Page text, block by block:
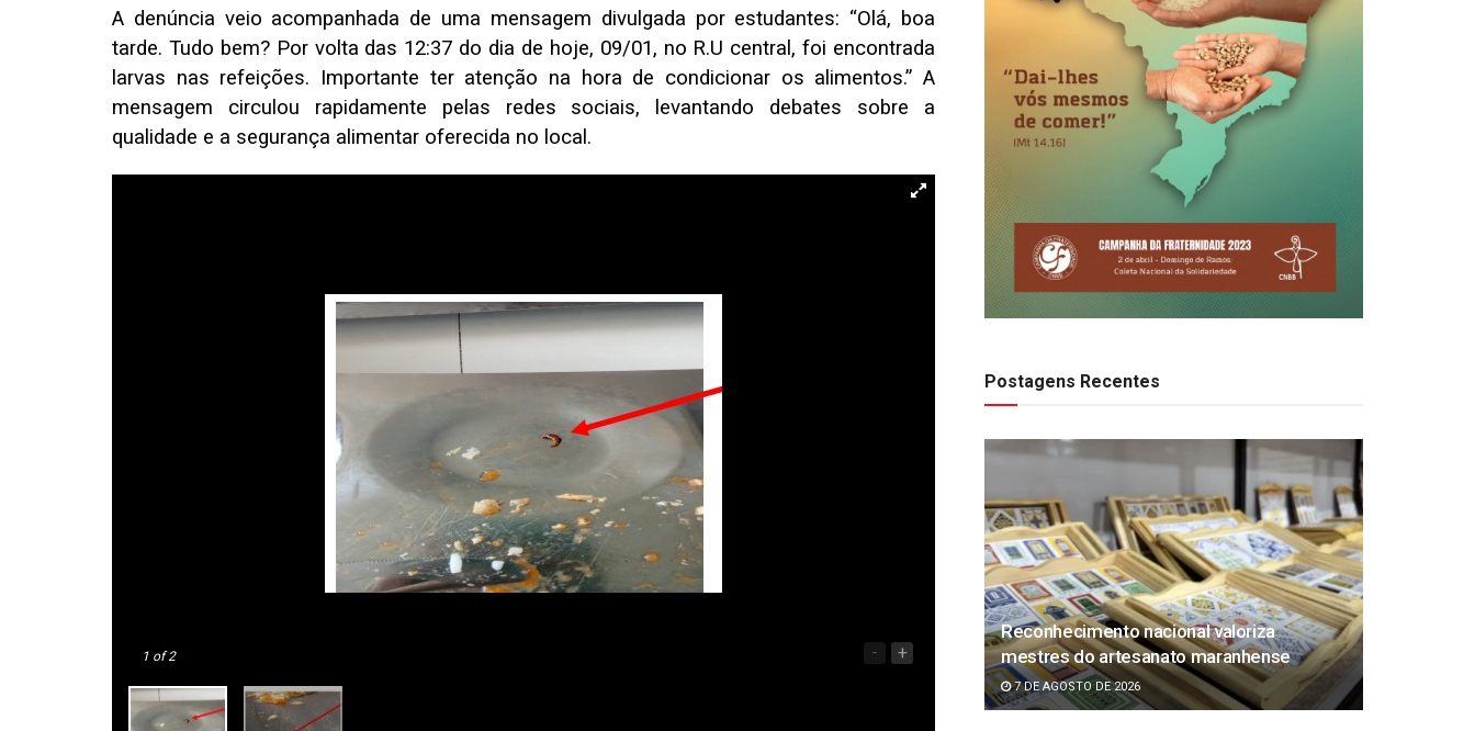
A denúncia veio acompanhada de uma mensagem divulgada por estudantes: “Olá, boa
tarde. Tudo bem? Por volta das 12:37 do dia de hoje, 09/01, no R.U central, foi encontrada
larvas nas refeições. Importante ter atenção na hora de condicionar os alimentos.” A
mensagem circulou rapidamente pelas redes sociais, levantando debates sobre a
qualidade e a segurança alimentar oferecida no local.
1 of 2 - +
Postagens Recentes
Reconhecimento nacional valoriza
mestres do artesanato maranhense
7 DE AGOSTO DE 2026